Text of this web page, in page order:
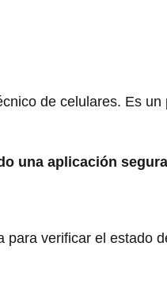
de celulares. Es
una aplicación
para verificar el estado